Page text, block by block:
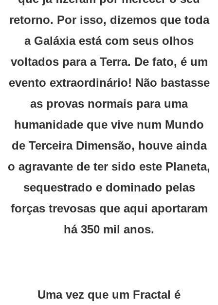
retorno. Por isso, dizemos que toda
a Galáxia está com seus olhos
voltados para a Terra. De fato, é um
evento extraordinário! Não bastasse
as provas normais para uma
humanidade que vive num Mundo
de Terceira Dimensão, houve ainda
o agravante de ter sido este Planeta,
sequestrado e dominado pelas
forças trevosas que aqui aportaram
há 350 mil anos.
Uma vez que um Fractal é